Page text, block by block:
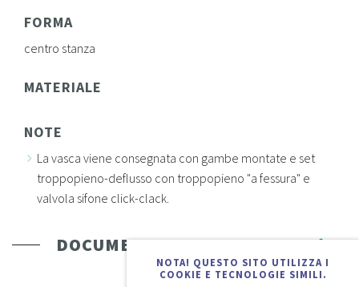
FORMA
centro stanza
MATERIALE
NOTE
La vasca viene consegnata con gambe montate e set
troppopieno-deflusso con troppopieno "a fessura" e
valvola sifone click-clack.
DOCUMENTAZIONE TECNICA
NOTA! QUESTO SITO UTILIZZA I
COOKIE E TECNOLOGIE SIMILI.